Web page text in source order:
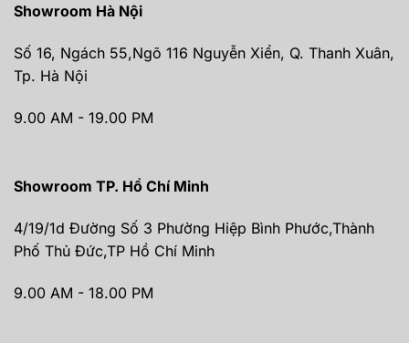
Showroom Hà Nội
Số 16, Ngách 55,Ngõ 116 Nguyễn Xiển, Q. Thanh Xuân,
Tp. Hà Nội
9.00 AM - 19.00 PM
Showroom TP. Hồ Chí Minh
4/19/1d Đường Số 3 Phường Hiệp Bình Phước,Thành
Phố Thủ Đức,TP Hồ Chí Minh
9.00 AM - 18.00 PM